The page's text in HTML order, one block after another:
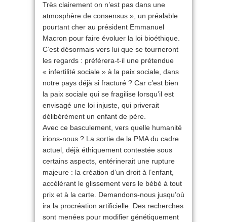
Très clairement on n’est pas dans une
atmosphère de consensus », un préalable
pourtant cher au président Emmanuel
Macron pour faire évoluer la loi bioéthique.
C’est désormais vers lui que se tourneront
les regards : préférera-t-il une prétendue
« infertilité sociale » à la paix sociale, dans
notre pays déjà si fracturé ? Car c’est bien
la paix sociale qui se fragilise lorsqu’il est
envisagé une loi injuste, qui priverait
délibérément un enfant de père.
Avec ce basculement, vers quelle humanité
irions-nous ? La sortie de la PMA du cadre
actuel, déjà éthiquement contestée sous
certains aspects, entérinerait une rupture
majeure : la création d’un droit à l’enfant,
accélérant le glissement vers le bébé à tout
prix et à la carte. Demandons-nous jusqu’où
ira la procréation artificielle. Des recherches
sont menées pour modifier génétiquement